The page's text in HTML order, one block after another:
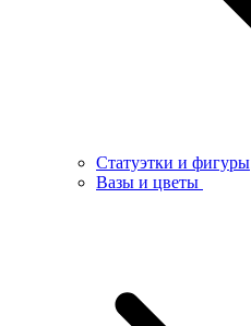
Статуэтки и фигуры
Вазы и цветы